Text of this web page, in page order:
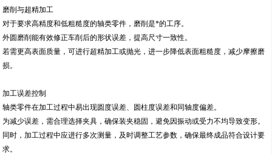
磨削与超精加工
对于要求高精度和低粗糙度的轴类零件，磨削是*的工序。
外圆磨削能有效修正车削后的形状误差，提高尺寸一致性。
若需更高表面质量，可进行超精加工或抛光，进一步降低表面粗糙度，减少摩擦磨
损。
加工误差控制
轴类零件在加工过程中易出现圆度误差、圆柱度误差和同轴度偏差。
为减少误差，需合理选择夹具，确保装夹稳固，避免因振动或受力不均导致变形。
同时，加工过程中应进行多次测量，及时调整工艺参数，确保最终成品符合设计要
求。